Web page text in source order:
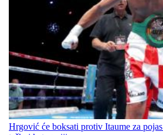
Hrgović će boksati protiv Itaume za